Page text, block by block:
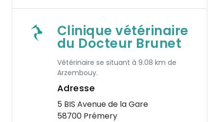
Clinique vétérinaire
du Docteur Brunet
Vétérinaire se situant à 9.08 km de
Arzembouy.
Adresse
5 BIS Avenue de la Gare
58700 Prémery